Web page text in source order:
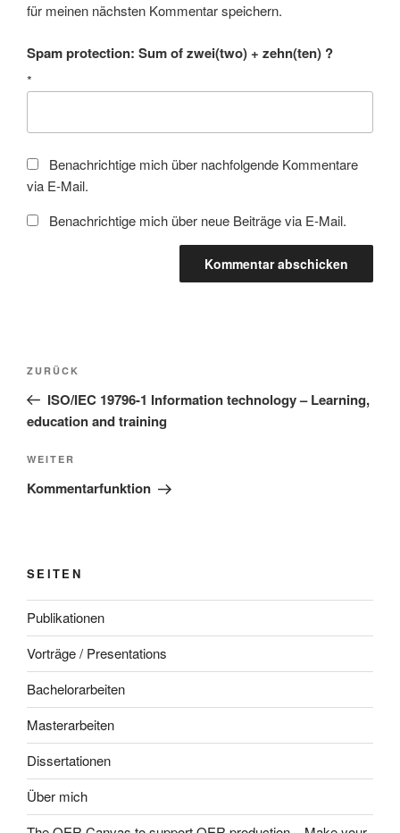
für meinen nächsten Kommentar speichern.
Spam protection: Sum of zwei(two) + zehn(ten) ?
*
Benachrichtige mich über nachfolgende Kommentare
via E-Mail.
Benachrichtige mich über neue Beiträge via E-Mail.
Beitragsnavigation
Vorheriger
Beitrag
ZURÜCK
ISO/IEC 19796-1 Information technology – Learning,
education and training
Nächster
Beitrag
WEITER
Kommentarfunktion
SEITEN
Publikationen
Vorträge / Presentations
Bachelorarbeiten
Masterarbeiten
Dissertationen
Über mich